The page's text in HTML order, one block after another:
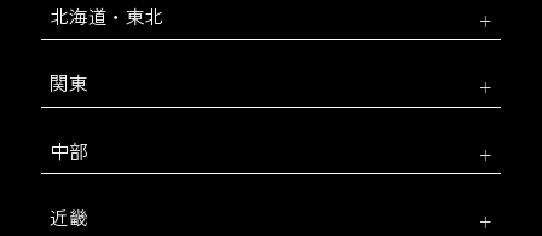
北海道・東北
関東
中部
近畿